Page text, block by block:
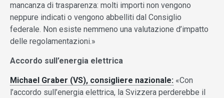
mancanza di trasparenza: molti importi non vengono
neppure indicati o vengono abbelliti dal Consiglio
federale. Non esiste nemmeno una valutazione d’impatto
delle regolamentazioni.»
Accordo sull’energia elettrica
Michael Graber (VS), consigliere nazionale: «Con
l’accordo sull’energia elettrica, la Svizzera perderebbe il